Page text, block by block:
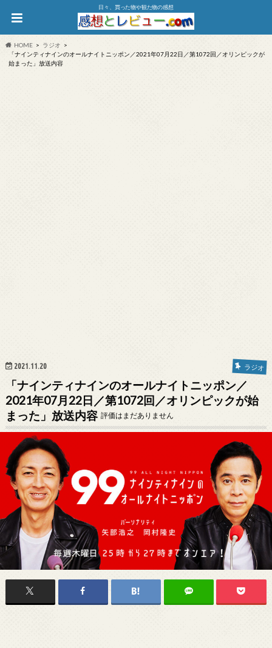
日々、買った物や観た物の感想
HOME
ラジオ
「ナインティナインのオールナイトニッポン／2021年07月22日／第1072回／オリンピックが
始まった」放送内容
2021.11.20 ラジオ
「ナインティナインのオールナイトニッポン／
2021年07月22日／第1072回／オリンピックが始
まった」放送内容 評価はまだありません